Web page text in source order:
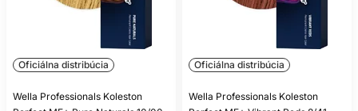
Oficiálna distribúcia
Wella Professionals Koleston
Oficiálna distribúcia
Wella Professionals Koleston